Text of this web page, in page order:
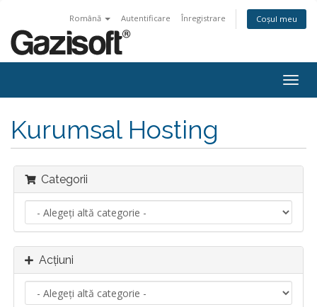
Română Autentificare Înregistrare Coșul meu
Kurumsal Hosting
Categorii
Acțiuni